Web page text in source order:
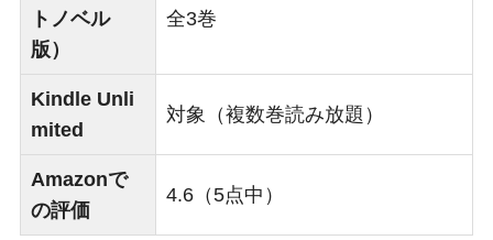
トノベル
版）
全3巻
Kindle Unli
mited
対象（複数巻読み放題）
Amazonで
の評価
4.6（5点中）